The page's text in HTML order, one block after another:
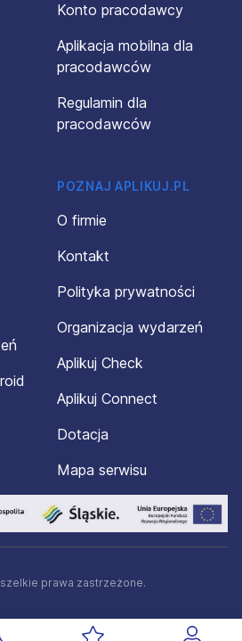
Konto pracodawcy
Aplikacja mobilna dla
pracodawców
Regulamin dla
pracodawców
POZNAJ APLIKUJ.PL
O firmie
Kontakt
Polityka prywatności
Organizacja wydarzeń
Aplikuj Check
Aplikuj Connect
Dotacja
Mapa serwisu
prawa zastrzeżone.